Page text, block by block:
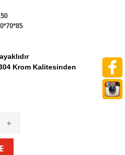
Krom Kalitesinden